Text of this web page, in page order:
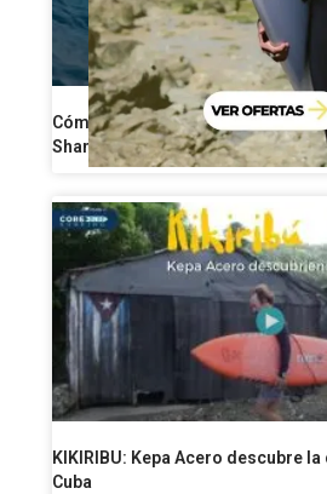
Cómo perder grasa a partir de
Shane Dorian para ponerse en
KIKIRIBU: Kepa Acero descubre
Cuba